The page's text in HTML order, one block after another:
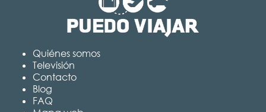
Quiénes somos
Televisión
Contacto
Blog
FAQ